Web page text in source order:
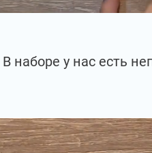
В наборе у нас есть